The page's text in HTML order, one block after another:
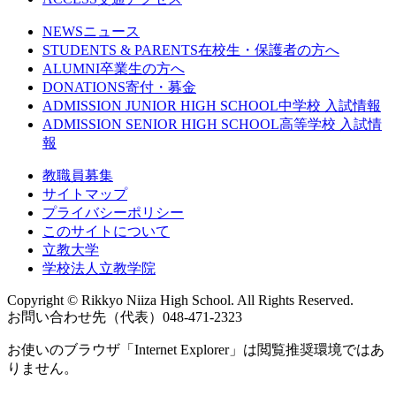
NEWSニュース
STUDENTS & PARENTS在校生・保護者の方へ
ALUMNI卒業生の方へ
DONATIONS寄付・募金
ADMISSION JUNIOR HIGH SCHOOL中学校 入試情報
ADMISSION SENIOR HIGH SCHOOL高等学校 入試情
報
教職員募集
サイトマップ
プライバシーポリシー
このサイトについて
立教大学
学校法人立教学院
Copyright © Rikkyo Niiza High School. All Rights Reserved.
お問い合わせ先（代表）048-471-2323
お使いのブラウザ「Internet Explorer」は閲覧推奨環境ではあ
りません。